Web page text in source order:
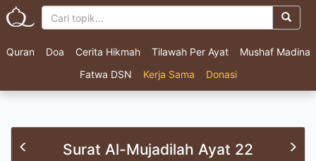
Quran Doa Cerita Hikmah Tilawah Per Ayat
Mushaf Madina
Fatwa DSN
Kerja Sama Donasi
Surat Al-Mujadilah Ayat 22